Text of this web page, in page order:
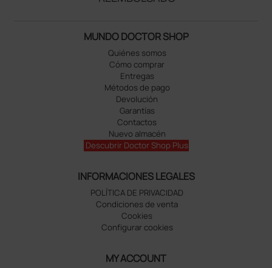
MUNDO DOCTOR SHOP
Quiénes somos
Cómo comprar
Entregas
Métodos de pago
Devolución
Garantías
Contactos
Nuevo almacén
Descubrir Doctor Shop Plus
INFORMACIONES LEGALES
POLÍTICA DE PRIVACIDAD
Condiciones de venta
Cookies
Configurar cookies
MY ACCOUNT